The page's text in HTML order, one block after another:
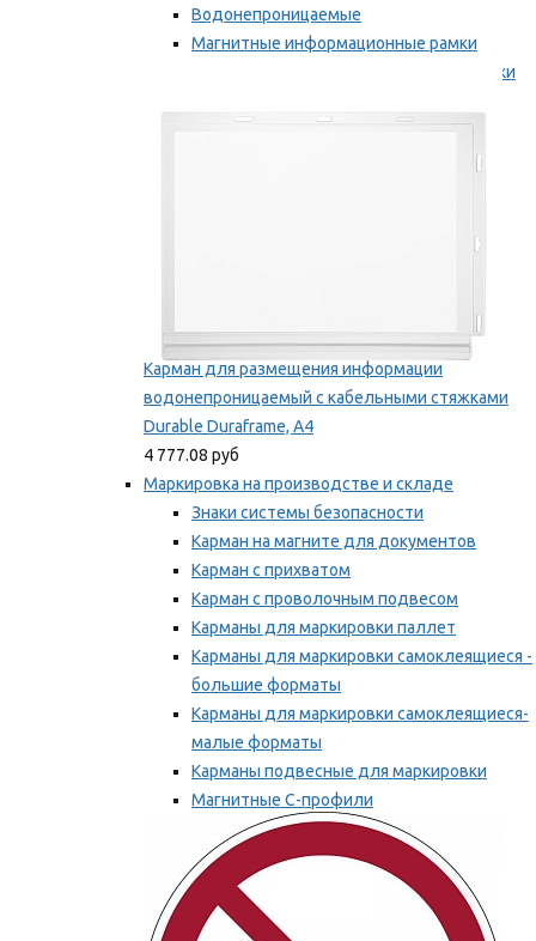
Водонепроницаемые
Магнитные информационные рамки
Самоклеящиеся информационные рамки
Карман для размещения информации
водонепроницаемый с кабельными стяжками
Durable Duraframe, А4
4 777.08 руб
Маркировка на производстве и складе
Знаки системы безопасности
Карман на магните для документов
Карман с прихватом
Карман с проволочным подвесом
Карманы для маркировки паллет
Карманы для маркировки самоклеящиеся -
большие форматы
Карманы для маркировки самоклеящиеся-
малые форматы
Карманы подвесные для маркировки
Магнитные С-профили
Напольная маркировка
Мы рекомендуем